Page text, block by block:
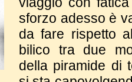
sforzo adesso è
da fare rispetto
bilico tra due
della piramide di